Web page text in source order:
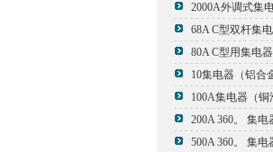
2000A外调式集
68A C型双杆集
80A C型用集电器
10集电器（铝合
100A集电器（铜
200A 360。 集电
500A 360。 集电